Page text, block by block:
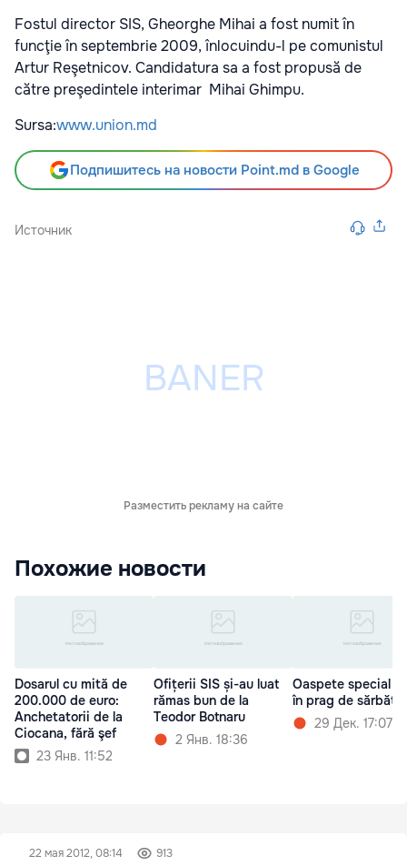
Fostul director SIS, Gheorghe Mihai a fost numit în
funcţie în septembrie 2009, înlocuindu-l pe comunistul
Artur Reşetnicov. Candidatura sa a fost propusă de
către preşedintele interimar Mihai Ghimpu.
Sursa:www.union.md
Подпишитесь на новости Point.md в Google
Источник
Разместить рекламу на сайте
Похожие новости
Dosarul cu mită de
200.000 de euro:
Anchetatorii de la
Ciocana, fără şef
23 Янв. 11:52
Ofițerii SIS și-au luat
rămas bun de la
Teodor Botnaru
2 Янв. 18:36
Oaspete special la
în prag de
29 Дек. 17:07
22 мая 2012, 08:14 913